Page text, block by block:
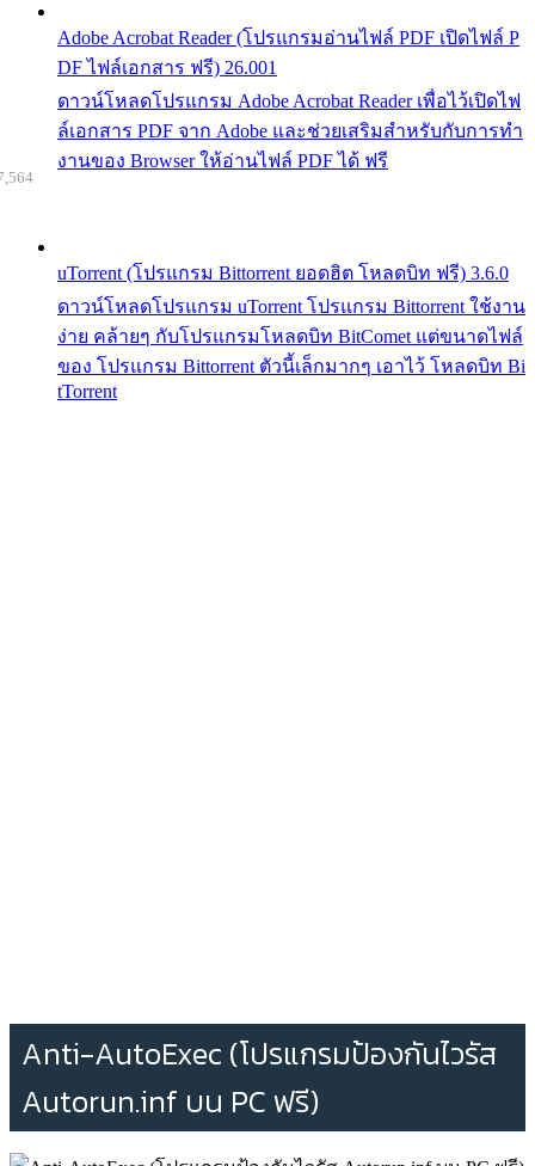
Adobe Acrobat Reader (โปรแกรมอ่านไฟล์ PDF เปิดไฟล์ P
DF ไฟล์เอกสาร ฟรี) 26.001
ดาวน์โหลดโปรแกรม Adobe Acrobat Reader เพื่อไว้เปิดไฟ
ล์เอกสาร PDF จาก Adobe และช่วยเสริมสำหรับกับการทำ
งานของ Browser ให้อ่านไฟล์ PDF ได้ ฟรี
uTorrent (โปรแกรม Bittorrent ยอดฮิต โหลดบิท ฟรี) 3.6.0
ดาวน์โหลดโปรแกรม uTorrent โปรแกรม Bittorrent ใช้งาน
ง่าย คล้ายๆ กับโปรแกรมโหลดบิท BitComet แต่ขนาดไฟล์
ของ โปรแกรม Bittorrent ตัวนี้เล็กมากๆ เอาไว้ โหลดบิท Bi
tTorrent
Anti-AutoExec (โปรแกรมป้องกันไวรัส
Autorun.inf บน PC ฟรี)